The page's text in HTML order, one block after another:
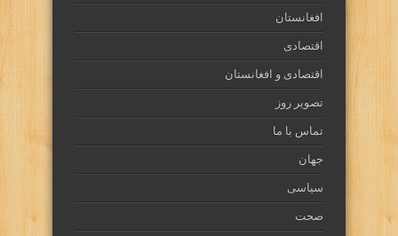
افغانستان
اقتصادی
اقتصادی و افغانستان
تصویر روز
تماس با ما
جهان
سیاسی
صحت